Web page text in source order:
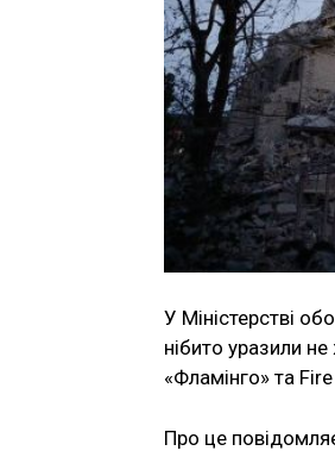
У Міністерстві
нібито уразили
«Фламінго» та
Про це